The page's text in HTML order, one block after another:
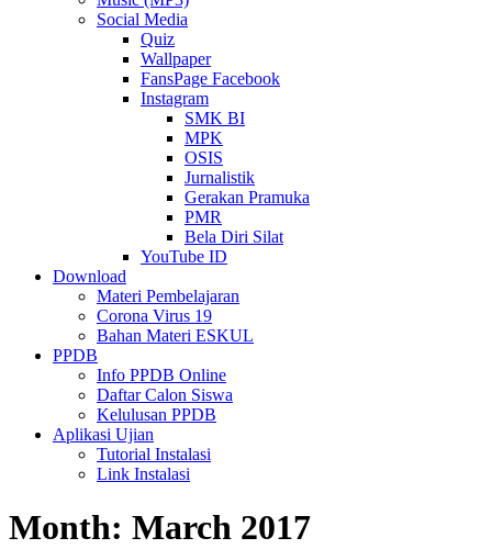
Social Media
Quiz
Wallpaper
FansPage Facebook
Instagram
SMK BI
MPK
OSIS
Jurnalistik
Gerakan Pramuka
PMR
Bela Diri Silat
YouTube ID
Download
Materi Pembelajaran
Corona Virus 19
Bahan Materi ESKUL
PPDB
Info PPDB Online
Daftar Calon Siswa
Kelulusan PPDB
Aplikasi Ujian
Tutorial Instalasi
Link Instalasi
Month: March 2017